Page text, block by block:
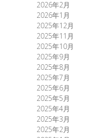
2026年2月
2026年1月
2025年12月
2025年11月
2025年10月
2025年9月
2025年8月
2025年7月
2025年6月
2025年5月
2025年4月
2025年3月
2025年2月